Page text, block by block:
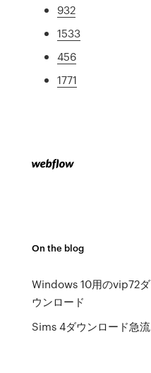
932
1533
456
1771
On the blog
Windows 10用のvip72ダ
ウンロード
Sims 4ダウンロード急流